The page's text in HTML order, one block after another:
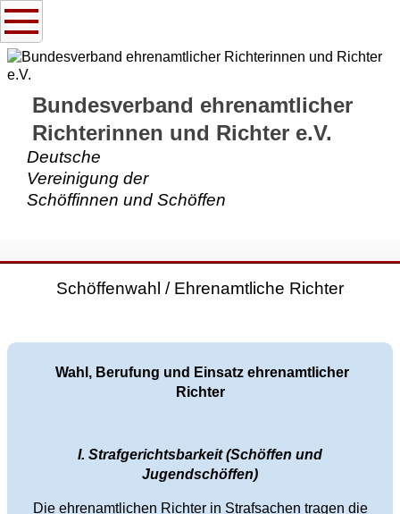
Bundesverband ehrenamtlicher
Richterinnen und Richter e.V.
Deutsche
Vereinigung der
Schöffinnen und Schöffen
Schöffenwahl / Ehrenamtliche Richter
Wahl, Berufung und Einsatz ehrenamtlicher
Richter
I. Strafgerichtsbarkeit (Schöffen und
Jugendschöffen)
Die ehrenamtlichen Richter in Strafsachen tragen die